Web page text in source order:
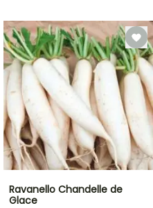
Ravanello Chandelle de
Glace